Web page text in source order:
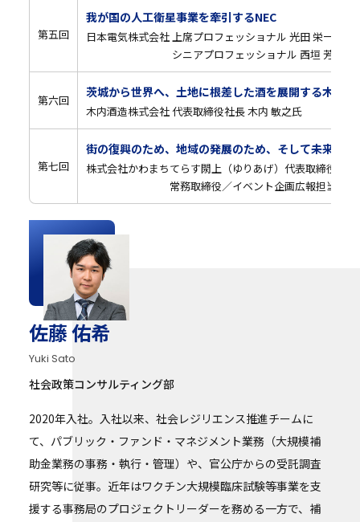
第五回
我が国の人工衛星事業を牽引するNEC
日本電気株式会社 上席プロフェッショナル 光田 栄一氏
シニアプロフェッショナル 西垣 芳幸氏
第六回
茨城から世界へ、土地に根差した酒を展開する木内酒
木内酒造株式会社 代表取締役社長 木内 敏之氏
第七回
街の復興のため、地域の発展のため、そして未来の世
株式会社かわまちてらす閖上（ゆりあげ）代表取締役 櫻
常務取締役／イベント企画広報担当 松野
佐藤 佑希
Yuki Sato
社会政策コンサルティング部
2020年入社。入社以来、社会レジリエンス推進チームに
て、パブリック・ファンド・マネジメント業務（大規模補
助金業務の事務・執行・管理）や、官公庁からの受託調査
研究等に従事。近年はワクチン大規模臨床試験等事業を支
援する事務局のプロジェクトリーダーを務める一方で、補